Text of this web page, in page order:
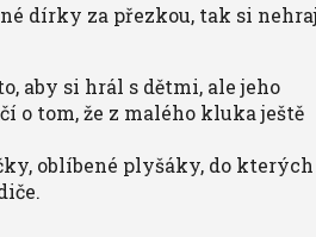
dírky za přezkou, tak si nehraj
aby si hrál s dětmi, ale jeho
o tom, že z malého kluka ještě
oblíbené plyšáky, do kterých